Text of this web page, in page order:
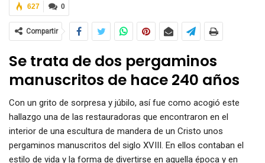
0
627
Compartir
Se trata de dos pergaminos
manuscritos de hace 240 años
Con un grito de sorpresa y júbilo, así fue como acogió este
hallazgo una de las restauradoras que encontraron en el
interior de una escultura de mandera de un Cristo unos
pergaminos manuscritos del siglo XVIII. En ellos contaban el
estilo de vida y la forma de divertirse en aquella época y en